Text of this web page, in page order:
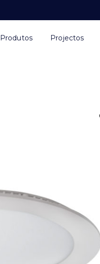
Produtos Projectos